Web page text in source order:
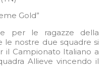
Gold”
per le ragazze della
le nostre due squadre si
il Campionato Italiano a
Allieve vincendo il